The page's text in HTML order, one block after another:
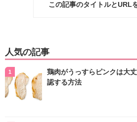
この記事のタイトルとURL
人気の記事
鶏肉がうっすらピンクは大
認する方法